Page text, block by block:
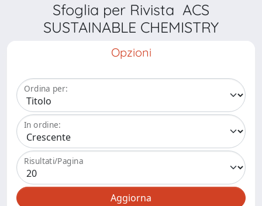
Sfoglia per Rivista ACS
SUSTAINABLE CHEMISTRY
Opzioni
Ordina per:
In ordine:
Risultati/Pagina